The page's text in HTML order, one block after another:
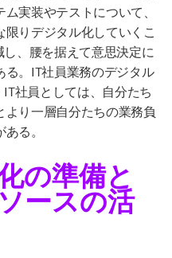
実装やテストについて、
りデジタル化していくこ
、腰を据えて意思決定に
。IT社員業務のデジタル
社員としては、自分たち
り一層自分たちの業務負
る。
の準備と
ースの活